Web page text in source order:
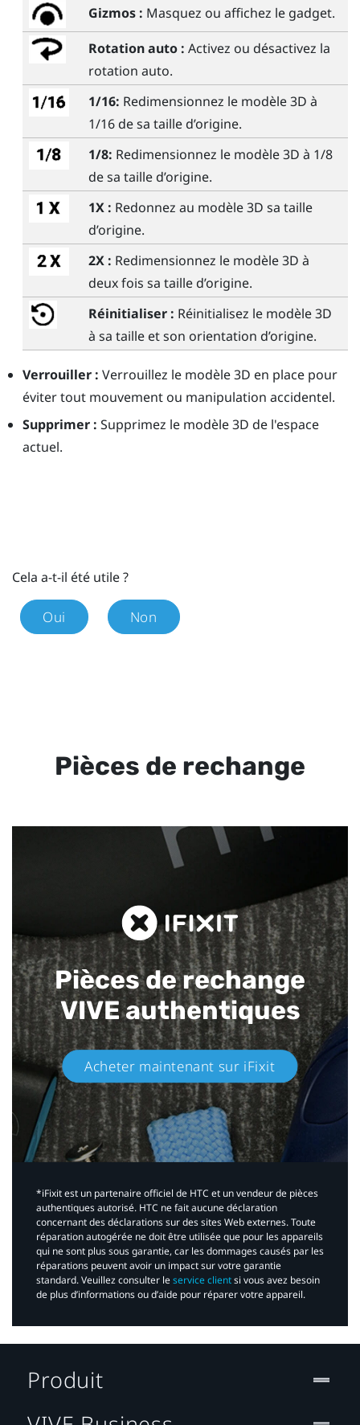
Gizmos : Masquez ou affichez le gadget.
Rotation auto : Activez ou désactivez la
rotation auto.
1/16: Redimensionnez le modèle 3D à
1/16 de sa taille d’origine.
1/8: Redimensionnez le modèle 3D à 1/8
de sa taille d’origine.
1X : Redonnez au modèle 3D sa taille
d’origine.
2X : Redimensionnez le modèle 3D à
deux fois sa taille d’origine.
Réinitialiser : Réinitialisez le modèle 3D
à sa taille et son orientation d’origine.
Verrouiller : Verrouillez le modèle 3D en place pour
éviter tout mouvement ou manipulation accidentel.
Supprimer : Supprimez le modèle 3D de l'espace
actuel.
Cela a-t-il été utile ?
Oui Non
Pièces de rechange
Pièces de rechange
VIVE authentiques​
Acheter maintenant sur iFixit​
*iFixit est un partenaire officiel de HTC et un vendeur de pièces
authentiques autorisé. HTC ne fait aucune déclaration
concernant des déclarations sur des sites Web externes. Toute
réparation autogérée ne doit être utilisée que pour les appareils
qui ne sont plus sous garantie, car les dommages causés par les
réparations peuvent avoir un impact sur votre garantie
standard. Veuillez consulter leservice clientsi vous avez besoin
de plus d’informations ou d’aide pour réparer votre appareil.​
Produit